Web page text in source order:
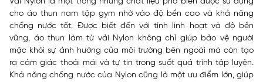
cho áo thun nam tập gym nhờ vào độ bền cao và khả năng
chống nước tốt. Được biết đến với tính linh hoạt và độ bền
vững, áo thun làm từ vải Nylon không chỉ giúp bảo vệ người
mặc khỏi sự ảnh hưởng của môi trường bên ngoài mà còn tạo
ra cảm giác thoải mái và tự tin trong suốt quá trình tập luyện.
Khả năng chống nước của Nylon cũng là một ưu điểm lớn, giúp